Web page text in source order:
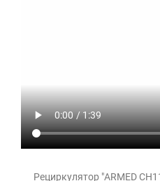
Рециркулятор "ARMED